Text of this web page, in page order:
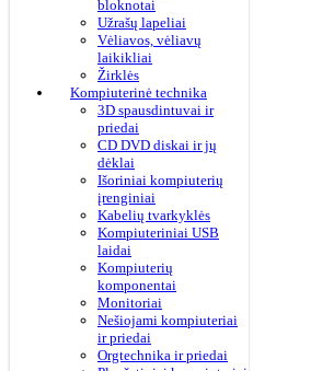
bloknotai
Užrašų lapeliai
Vėliavos, vėliavų
laikikliai
Žirklės
Kompiuterinė technika
3D spausdintuvai ir
priedai
CD DVD diskai ir jų
dėklai
Išoriniai kompiuterių
įrenginiai
Kabelių tvarkyklės
Kompiuteriniai USB
laidai
Kompiuterių
komponentai
Monitoriai
Nešiojami kompiuteriai
ir priedai
Orgtechnika ir priedai